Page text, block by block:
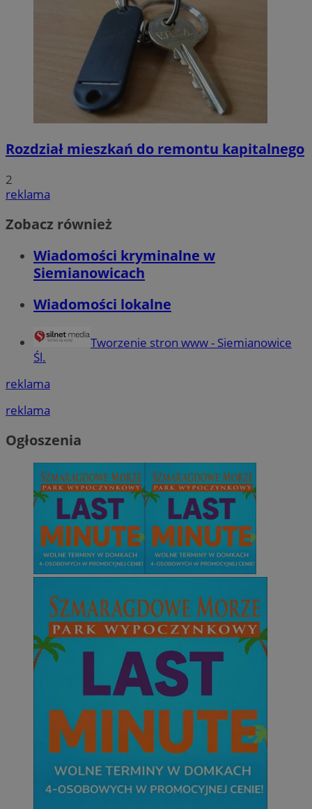
Rozdział mieszkań do remontu kapitalnego
2
reklama
Zobacz również
Wiadomości kryminalne w
Siemianowicach
Wiadomości lokalne
Tworzenie stron www - Siemianowice
Śl.
reklama
reklama
Ogłoszenia